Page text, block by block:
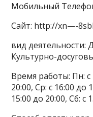
Мобильный
Сайт: http://xn—-
вид деятельности:
Культурно-
Время работы: Пн: с
20:00, Ср: с 16:00 до
15:00 до 20:00, Сб: с